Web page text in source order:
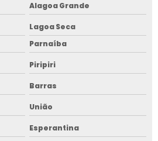
Alagoa Grande
Lagoa Seca
Parnaíba
Piripiri
Barras
União
Esperantina